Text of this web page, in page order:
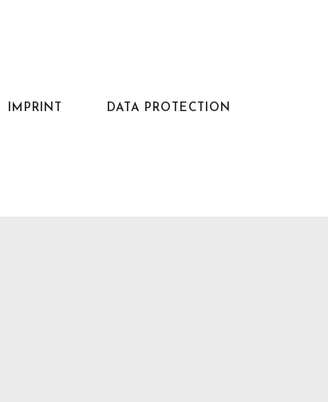
IMPRINT DATA PROTECTION